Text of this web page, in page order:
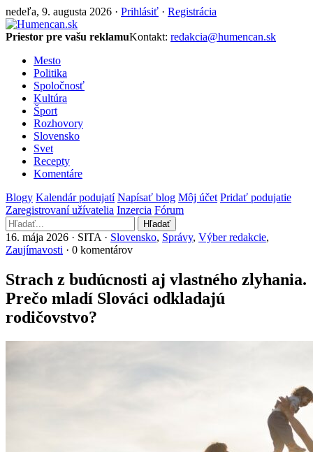
nedeľa, 9. augusta 2026 · Prihlásiť · Registrácia
Priestor pre vašu reklamuKontakt: redakcia@humencan.sk
Mesto
Politika
Spoločnosť
Kultúra
Šport
Rozhovory
Slovensko
Svet
Recepty
Komentáre
Blogy Kalendár podujatí Napísať blog Môj účet Pridať podujatie
Zaregistrovaní užívatelia Inzercia Fórum
Hľadať
16. mája 2026 · SITA · Slovensko, Správy, Výber redakcie,
Zaujímavosti · 0 komentárov
Strach z budúcnosti aj vlastného zlyhania.
Prečo mladí Slováci odkladajú
rodičovstvo?